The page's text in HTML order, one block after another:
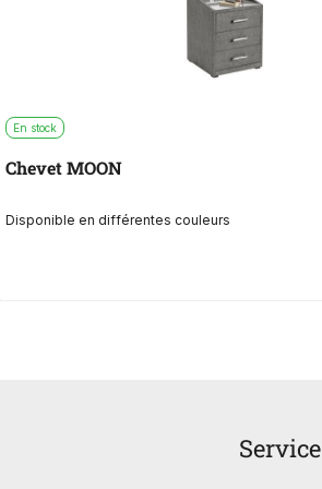
En stock
Chevet MOON
Disponible en différentes couleurs
Service